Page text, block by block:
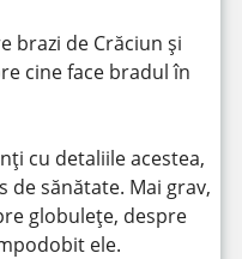
brazi de Crăciun și
cine face bradul în
cu detaliile acestea,
de sănătate. Mai grav,
globulețe, despre
ele.